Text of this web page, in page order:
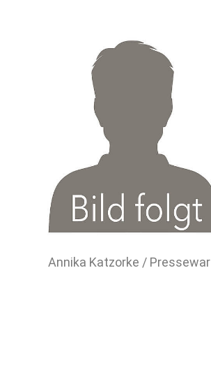
Annika Katzorke /